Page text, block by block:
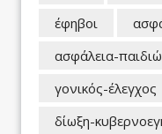
έφηβοι
ασφάλεια-
γονικός-έλεγχος
δίωξη-